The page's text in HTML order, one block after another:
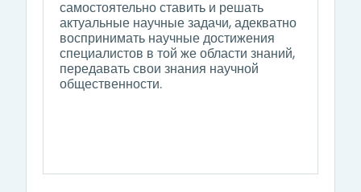
самостоятельно ставить и решать
актуальные научные задачи, адекватно
воспринимать научные достижения
специалистов в той же области знаний,
передавать свои знания научной
общественности.